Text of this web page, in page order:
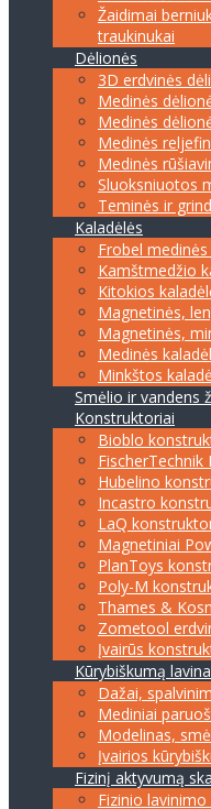
Žaidimai
traukinukai
Dėlionės
3D erdvinės
Medinės
Medinės
Medinės
Medinės
Sluoksniuotos
Teminės ir
Kaladėlės
Frobel
Kamštmedžio
Kitokios
Magnetinės,
Magnetinės,
Medinės
Minkštos
Smėlio ir vandens
Konstruktoriai
Bioblo
Hubelino
Incastro
LaQ
Magnetiniai
PlanToys
Poly-M
Thames &
Zometool
Įvairūs
Kūrybiškumą
Dažai,
Mediniai
Modelinas,
Įvairios
Fizinį aktyvumą
Fizinio